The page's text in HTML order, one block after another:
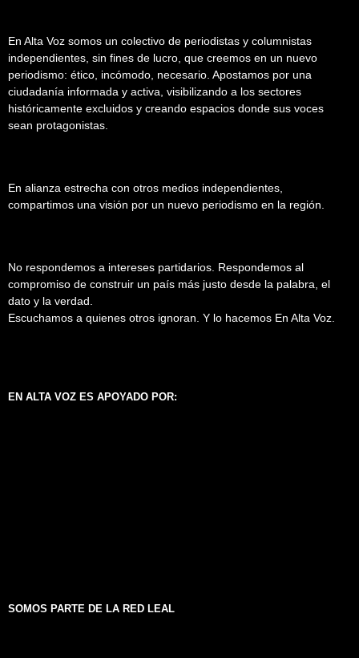
En Alta Voz somos un colectivo de periodistas y columnistas
independientes, sin fines de lucro, que creemos en un nuevo
periodismo: ético, incómodo, necesario. Apostamos por una
ciudadanía informada y activa, visibilizando a los sectores
históricamente excluidos y creando espacios donde sus voces
sean protagonistas.
En alianza estrecha con otros medios independientes,
compartimos una visión por un nuevo periodismo en la región.
No respondemos a intereses partidarios. Respondemos al
compromiso de construir un país más justo desde la palabra, el
dato y la verdad.
Escuchamos a quienes otros ignoran. Y lo hacemos En Alta Voz.
EN ALTA VOZ ES APOYADO POR:
SOMOS PARTE DE LA RED LEAL